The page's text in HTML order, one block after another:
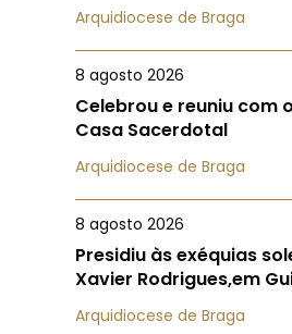
Arquidiocese de Braga
8 agosto 2026
Celebrou e reuniu com
Casa Sacerdotal
Arquidiocese de Braga
8 agosto 2026
Presidiu às exéquias
Xavier Rodrigues,em
Arquidiocese de Braga